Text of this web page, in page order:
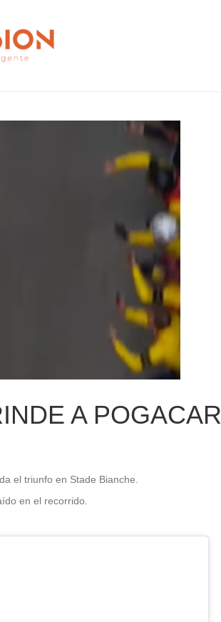
A POGACAR
el triunfo en Stade Bianche.
en el recorrido.